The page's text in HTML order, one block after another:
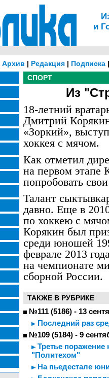
и
Архив | Редакция | Подписка
СПОРТ
Из
18-летний
Дмитрий
«Зоркий»,
хоккея с мячом.
Как отметил
на первом этапе
попробовать
Талант
давно. Еще в
по хоккею с
Корякин был
среди юношей
феврале 2013
на чемпионате
сборной России.
ТАКЖЕ В РУБРИКЕ
№111 (5186) - 13
Последний раз
№109 (5184) - 9
Третье поражение
"Политехом"
На пьедестале